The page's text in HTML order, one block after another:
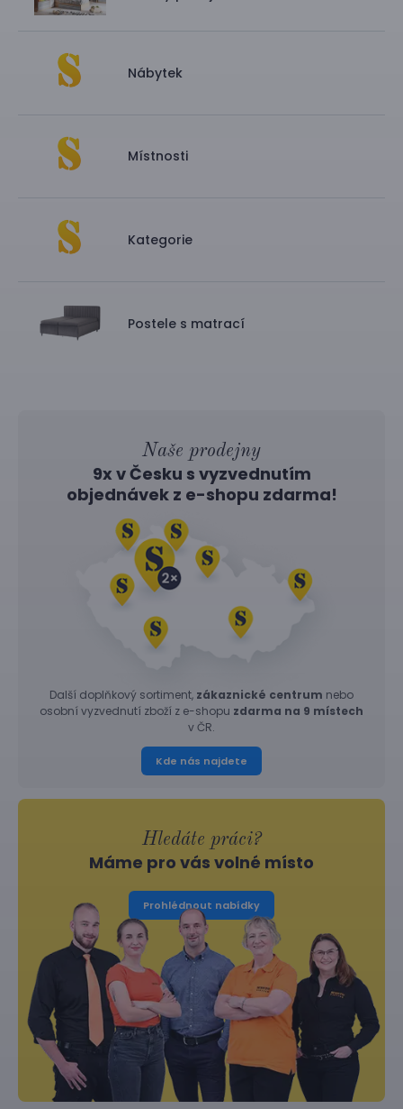
Nábytek
Místnosti
Kategorie
Postele s matrací
Naše prodejny
9x v Česku s vyzvednutím
objednávek z e-shopu zdarma!
Další doplňkový sortiment, zákaznické centrum nebo
osobní vyzvednutí zboží z e-shopu zdarma na 9 místech
v ČR.
Kde nás najdete
Hledáte práci?
Máme pro vás volné místo
Prohlédnout nabídky